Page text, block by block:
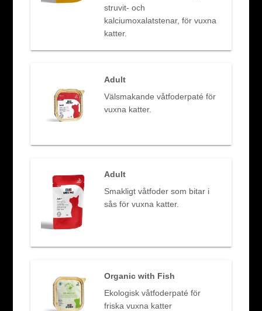
struvit- och
kalciumoxalatstenar, för vuxna
katter.
Adult
Välsmakande våtfoderpaté för
vuxna katter.
Adult
Smakligt våtfoder som bitar i
sås för vuxna katter.
Organic with Fish
Ekologisk våtfoderpaté för
friska vuxna katter